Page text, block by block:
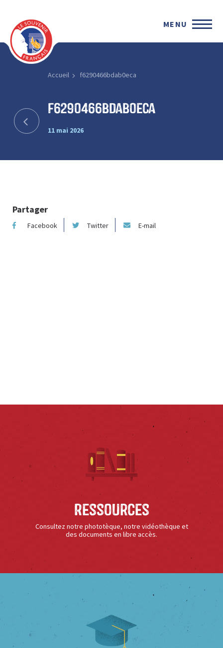
MENU
Accueil f6290466bdab0eca
f6290466bdab0eca
11 mai 2026
Partager
Facebook Twitter E-mail
Ressources
Consultez notre phototèque, notre vidéothèque et
des documents en libre accès.